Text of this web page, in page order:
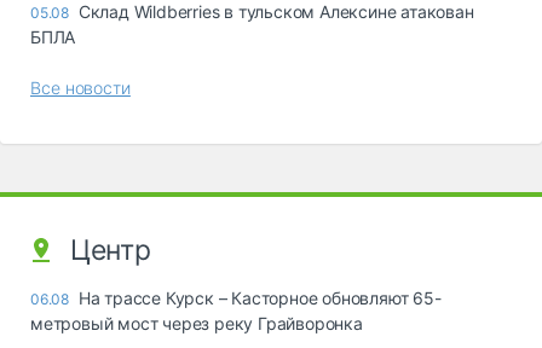
05.08 Склад Wildberries в тульском Алексине атакован
БПЛА
Все новости
Центр
06.08 На трассе Курск – Касторное обновляют 65-
метровый мост через реку Грайворонка